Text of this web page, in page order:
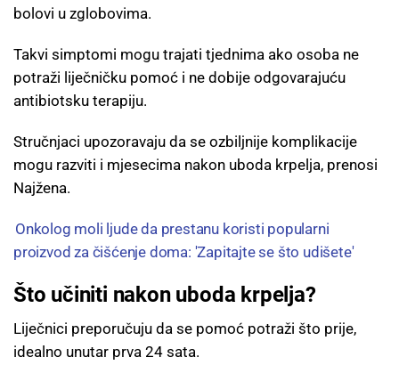
bolovi u zglobovima.
Takvi simptomi mogu trajati tjednima ako osoba ne
potraži liječničku pomoć i ne dobije odgovarajuću
antibiotsku terapiju.
Stručnjaci upozoravaju da se ozbiljnije komplikacije
mogu razviti i mjesecima nakon uboda krpelja, prenosi
Najžena.
Onkolog moli ljude da prestanu koristi popularni
proizvod za čišćenje doma: 'Zapitajte se što udišete'
Što učiniti nakon uboda krpelja?
Liječnici preporučuju da se pomoć potraži što prije,
idealno unutar prva 24 sata.